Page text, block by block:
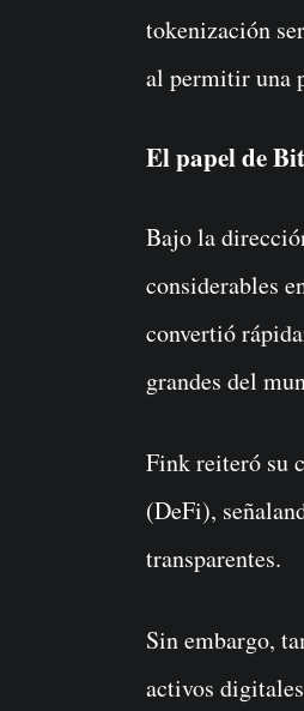
tokenización
al permitir una
El papel de
Bajo la
considerables
convertió
grandes del
Fink reiteró su
(DeFi),
transparentes.
Sin embargo,
activos